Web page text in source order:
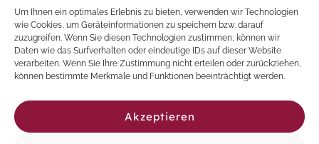
Um Ihnen ein optimales Erlebnis zu bieten, verwenden wir Technologien
wie Cookies, um Geräteinformationen zu speichern bzw. darauf
zuzugreifen. Wenn Sie diesen Technologien zustimmen, können wir
Daten wie das Surfverhalten oder eindeutige IDs auf dieser Website
verarbeiten. Wenn Sie Ihre Zustimmung nicht erteilen oder zurückziehen,
können bestimmte Merkmale und Funktionen beeinträchtigt werden.
Akzeptieren
Kontaktformular